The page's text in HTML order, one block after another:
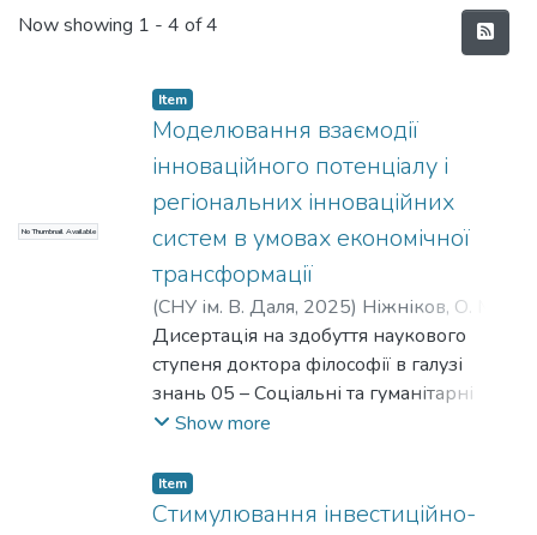
Recent Submissions
Now showing 1 - 4 of 4
No Thumbnail Available
Item
Моделювання взаємодії
інноваційного потенціалу і
регіональних інноваційних
систем в умовах економічної
трансформації
(СНУ ім. В. Даля, 2025) Ніжніков, О. М.
Nizhnikov, O.
Дисертація на здобуття наукового
ступеня доктора філософії в галузі
знань 05 – Соціальні та гуманітарні
науки за спеціальністю 051 – Економіка
університет імені Володимира Даля
Міністерства освіти і науки України,
Show more
Item
Стимулювання інвестиційно-